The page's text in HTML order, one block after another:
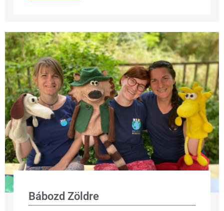
Bábozd Zöldre